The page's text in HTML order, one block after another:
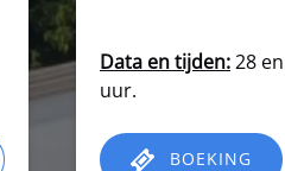
Data en tijden:28
uur.
BOEKING